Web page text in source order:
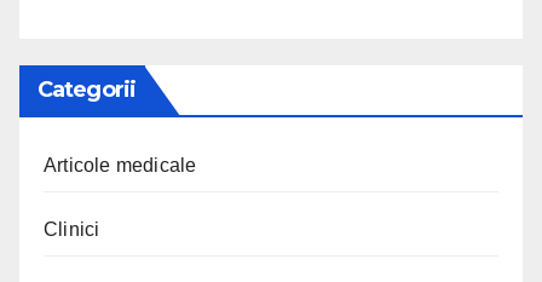
Categorii
Articole medicale
Clinici